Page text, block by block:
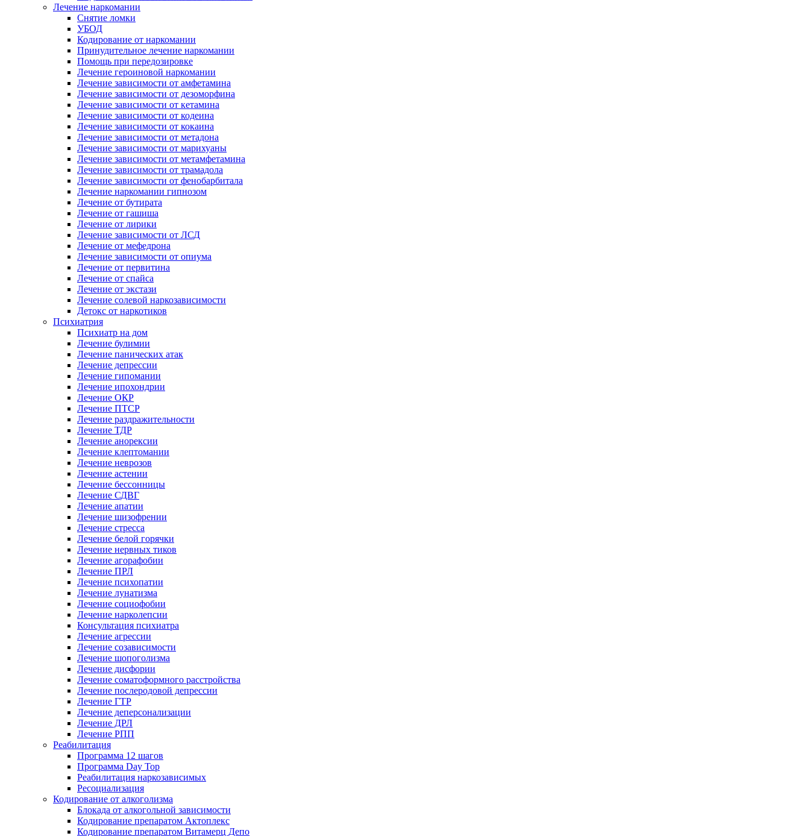
Лечение наркомании
Снятие ломки
УБОД
Кодирование от наркомании
Принудительное лечение наркомании
Помощь при передозировке
Лечение героиновой наркомании
Лечение зависимости от амфетамина
Лечение зависимости от дезоморфина
Лечение зависимости от кетамина
Лечение зависимости от кодеина
Лечение зависимости от кокаина
Лечение зависимости от метадона
Лечение зависимости от марихуаны
Лечение зависимости от метамфетамина
Лечение зависимости от трамадола
Лечение зависимости от фенобарбитала
Лечение наркомании гипнозом
Лечение от бутирата
Лечение от гашиша
Лечение от лирики
Лечение зависимости от ЛСД
Лечение от мефедрона
Лечение зависимости от опиума
Лечение от первитина
Лечение от спайса
Лечение от экстази
Лечение солевой наркозависимости
Детокс от наркотиков
Психиатрия
Психиатр на дом
Лечение булимии
Лечение панических атак
Лечение депрессии
Лечение гипомании
Лечение ипохондрии
Лечение ОКР
Лечение ПТСР
Лечение раздражительности
Лечение ТДР
Лечение анорексии
Лечение клептомании
Лечение неврозов
Лечение астении
Лечение бессонницы
Лечение СДВГ
Лечение апатии
Лечение шизофрении
Лечение стресса
Лечение белой горячки
Лечение нервных тиков
Лечение агорафобии
Лечение ПРЛ
Лечение психопатии
Лечение лунатизма
Лечение социофобии
Лечение нарколепсии
Консультация психиатра
Лечение агрессии
Лечение созависимости
Лечение шопоголизма
Лечение дисфории
Лечение соматоформного расстройства
Лечение послеродовой депрессии
Лечение ГТР
Лечение деперсонализации
Лечение ДРЛ
Лечение РПП
Реабилитация
Программа 12 шагов
Программа Day Top
Реабилитация наркозависимых
Ресоциализация
Кодирование от алкоголизма
Блокада от алкогольной зависимости
Кодирование препаратом Актоплекс
Кодирование препаратом Витамерц Депо